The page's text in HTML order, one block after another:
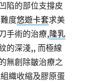
陷的部位支撐皮
度悠遊卡套求美
手術的治療,隆乳
的深淺,, 而極線
無創除皺治療之
織收縮及膠原蛋